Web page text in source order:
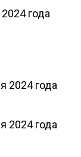
года
2024 года
2024 года